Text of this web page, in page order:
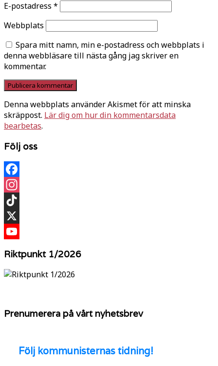
E-postadress *
Webbplats
Spara mitt namn, min e-postadress och webbplats i
denna webbläsare till nästa gång jag skriver en
kommentar.
Denna webbplats använder Akismet för att minska
skräppost. Lär dig om hur din kommentarsdata
bearbetas.
Följ oss
Facebook
Instagram
TikTok
X
Riktpunkt 1/2026
Prenumerera på vårt nyhetsbrev
Följ kommunisternas tidning!